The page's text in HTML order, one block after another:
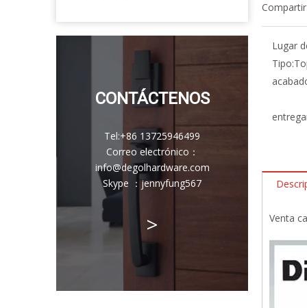
CONTÁCTENOS
Tel:+86 13725946499
Correo electrónico ：
info@degolhardware.com
Skype ：jennyfung567
>
Lugar
Tipo:
Venta